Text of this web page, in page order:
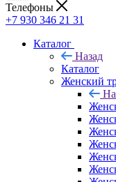
Телефоны
+7 930 346 21 31
Каталог
Назад
Каталог
Женский